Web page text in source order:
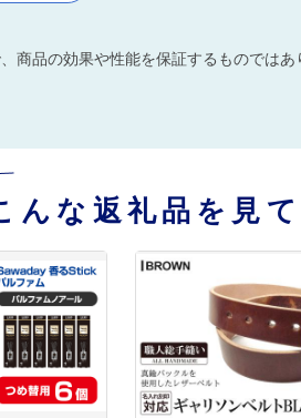
品の効果や性能を保証するものではあ
な返礼品を見て